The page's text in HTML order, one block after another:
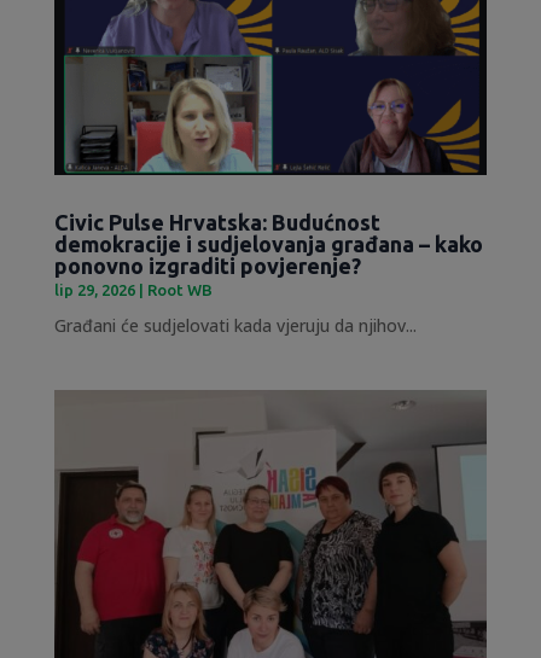
Civic Pulse Hrvatska: Budućnost
demokracije i sudjelovanja građana – kako
ponovno izgraditi povjerenje?
lip 29, 2026| Root WB
Građani će sudjelovati kada vjeruju da njihov...